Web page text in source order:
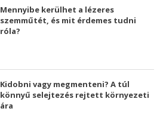
Mennyibe kerülhet a lézeres
szemműtét, és mit érdemes tudni
róla?
Kidobni vagy megmenteni? A túl
könnyű selejtezés rejtett környezeti
ára